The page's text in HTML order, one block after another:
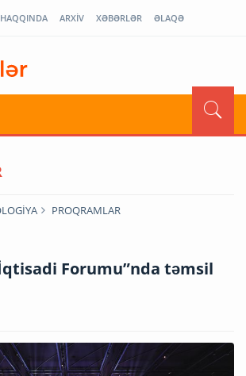
ARXİV XƏBƏRLƏR ƏLAQƏ
PROQRAMLAR
İqtisadi Forumu”nda təmsil